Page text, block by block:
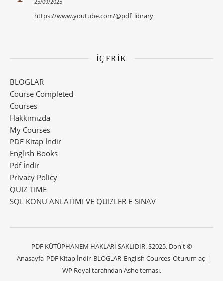
25/09/2025
https://www.youtube.com/@pdf_library
İÇERİK
BLOGLAR
Course Completed
Courses
Hakkımızda
My Courses
PDF Kitap İndir
Englısh Books
Pdf İndir
Privacy Policy
QUIZ TIME
SQL KONU ANLATIMI VE QUIZLER E-SINAV
PDF KÜTÜPHANEM HAKLARI SAKLIDIR. $2025. Don't ©
Anasayfa PDF Kitap İndir BLOGLAR Englısh Cources Oturum aç
WP Royaltarafından Ashe teması.